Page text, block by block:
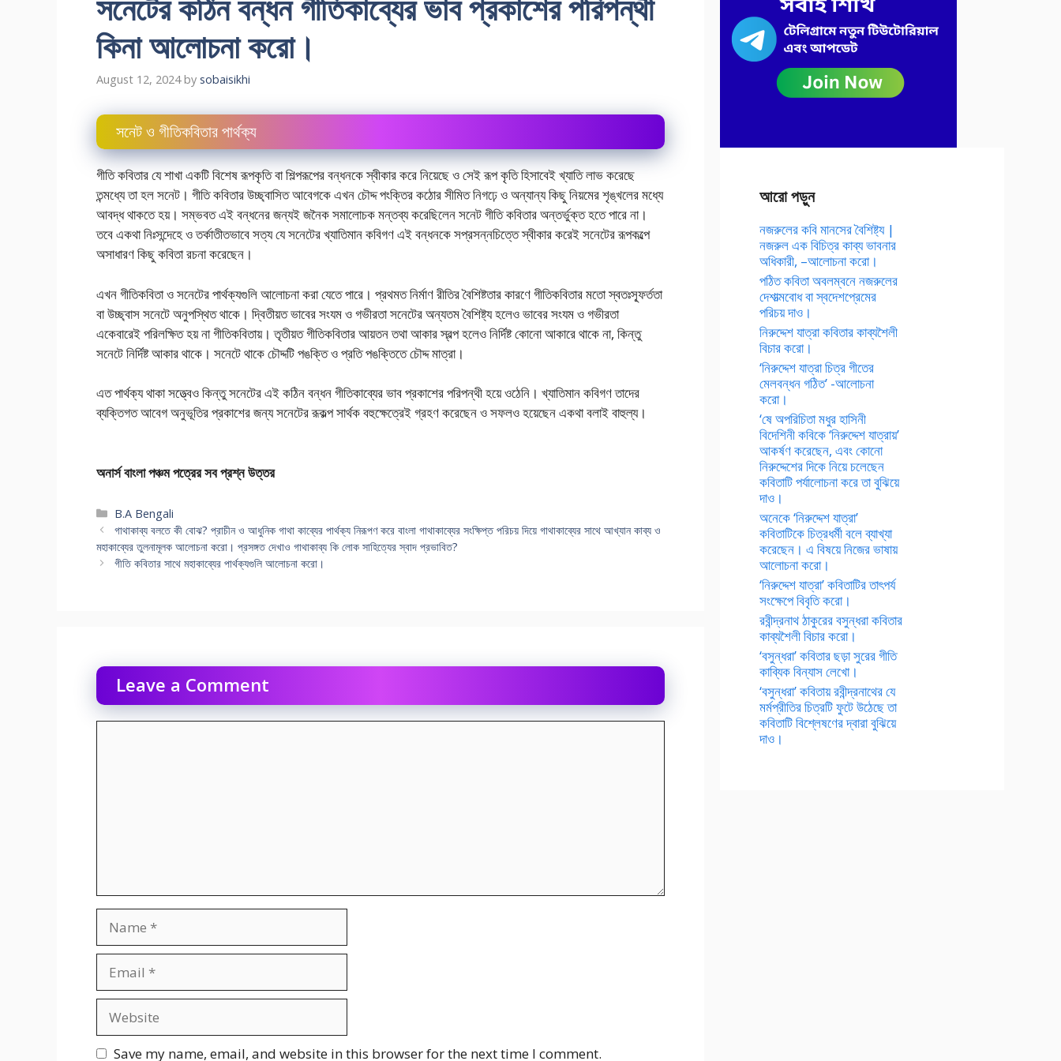
কিনা আলোচনা করো।
August 12, 2024 by sobaisikhi
সনেট ও গীতিকবিতার পার্থক্য
গীতি কবিতার যে শাখা একটি বিশেষ রূপকৃতি বা শিল্পরূপের বন্ধনকে স্বীকার করে নিয়েছে ও সেই রূপ কৃতি হিসাবেই খ্যাতি লাভ করেছে
তন্মধ্যে তা হল সনেট। গীতি কবিতার উচ্ছ্বাসিত আবেগকে এখন চৌদ্দ পংক্তির কঠোর সীমিত নিগঢ়ে ও অন্যান্য কিছু নিয়মের শৃঙ্খলের মধ্যে
আবদ্ধ থাকতে হয়। সম্ভবত এই বন্ধনের জন্যই জনৈক সমালোচক মন্তব্য করেছিলেন সনেট গীতি কবিতার অন্তর্ভুক্ত হতে পারে না।
তবে একথা নিঃসন্দেহে ও তর্কাতীতভাবে সত্য যে সনেটের খ্যাতিমান কবিগণ এই বন্ধনকে সপ্রসন্নচিত্তে স্বীকার করেই সনেটের রূপকল্পে
অসাধারণ কিছু কবিতা রচনা করেছেন।
এখন গীতিকবিতা ও সনেটের পার্থক্যগুলি আলোচনা করা যেতে পারে। প্রথমত নির্মাণ রীতির বৈশিষ্টতার কারণে গীতিকবিতার মতো স্বতঃস্ফূর্ততা
বা উচ্ছ্বাস সনেটে অনুপস্থিত থাকে। দ্বিতীয়ত ভাবের সংযম ও গভীরতা সনেটের অন্যতম বৈশিষ্ট্য হলেও ভাবের সংযম ও গভীরতা
একেবারেই পরিলক্ষিত হয় না গীতিকবিতায়। তৃতীয়ত গীতিকবিতার আয়তন তথা আকার স্বল্প হলেও নির্দিষ্ট কোনো আকারে থাকে না, কিন্তু
সনেটে নির্দিষ্ট আকার থাকে। সনেটে থাকে চৌদ্দটি পঙক্তি ও প্রতি পঙক্তিতে চৌদ্দ মাত্রা।
এত পার্থক্য থাকা সত্ত্বেও কিন্তু সনেটের এই কঠিন বন্ধন গীতিকাব্যের ভাব প্রকাশের পরিপন্থী হয়ে ওঠেনি। খ্যাতিমান কবিগণ তাদের
ব্যক্তিগত আবেগ অনুভূতির প্রকাশের জন্য সনেটের রূকল্প সার্থক বহুক্ষেত্রেই গ্রহণ করেছেন ও সফলও হয়েছেন একথা বলাই বাহুল্য।
অনার্স বাংলা পঞ্চম পত্রের সব প্রশ্ন উত্তর
Categories
B.A Bengali
গাথাকাব্য বলতে কী বোঝ? প্রাচীন ও আধুনিক গাথা কাব্যের পার্থক্য নিরূপণ করে বাংলা গাথাকাব্যের সংক্ষিপ্ত পরিচয় দিয়ে গাথাকাব্যের সাথে আখ্যান কাব্য ও
মহাকাব্যের তুলনামূলক আলোচনা করো। প্রসঙ্গত দেখাও গাথাকাব্য কি লোক সাহিত্যের স্বাদ প্রভাবিত?
গীতি কবিতার সাথে মহাকাব্যের পার্থক্যগুলি আলোচনা করো।
Leave a Comment
Save my name, email, and website in this browser for the next time I comment.
আরো পড়ুন
নজরুলের কবি মানসের বৈশিষ্ট্য |
নজরুল এক বিচিত্র কাব্য ভাবনার
অধিকারী, –আলোচনা করো।
পঠিত কবিতা অবলম্বনে নজরুলের
দেশাত্মবোধ বা স্বদেশপ্রেমের
পরিচয় দাও।
নিরুদ্দেশ যাত্রা কবিতার কাব্যশৈলী
বিচার করো।
‘নিরুদ্দেশ যাত্রা চিত্র গীতের
মেলবন্ধন গঠিত’ -আলোচনা
করো।
‘ষে অপরিচিতা মধুর হাসিনী
বিদেশিনী কবিকে ‘নিরুদ্দেশ যাত্রায়’
আকর্ষণ করেছেন, এবং কোনো
নিরুদ্দেশের দিকে নিয়ে চলেছেন
কবিতাটি পর্যালোচনা করে তা বুঝিয়ে
দাও।
অনেকে ‘নিরুদ্দেশ যাত্রা’
কবিতাটিকে চিত্রধর্মী বলে ব্যাখ্যা
করেছেন। এ বিষয়ে নিজের ভাষায়
আলোচনা করো।
‘নিরুদ্দেশ যাত্রা’ কবিতাটির তাৎপর্য
সংক্ষেপে বিবৃতি করো।
রবীন্দ্রনাথ ঠাকুরের বসুন্ধরা কবিতার
কাব্যশৈলী বিচার করো।
‘বসুন্ধরা’ কবিতার ছড়া সুরের গীতি
কাব্যিক বিন্যাস লেখো।
‘বসুন্ধরা’ কবিতায় রবীন্দ্রনাথের যে
মর্মপ্রীতির চিত্রটি ফুটে উঠেছে তা
কবিতাটি বিশ্লেষণের দ্বারা বুঝিয়ে
দাও।